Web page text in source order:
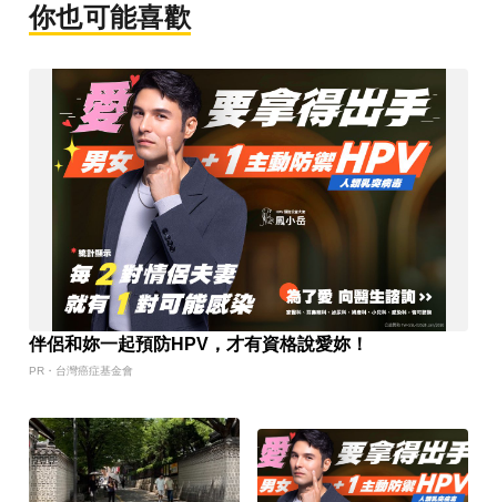
你也可能喜歡
伴侶和妳一起預防HPV，才有資格說愛妳！
PR・台灣癌症基金會